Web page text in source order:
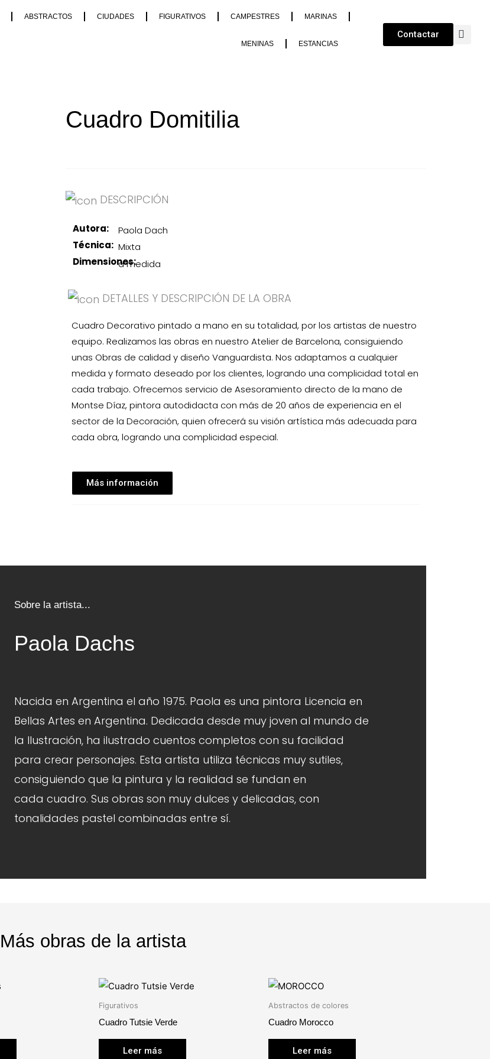
ABSTRACTOS CIUDADES FIGURATIVOS CAMPESTRES MARINAS
MENINAS ESTANCIAS
Contactar
Cuadro Domitilia
DESCRIPCIÓN
Autora:
Técnica:
Dimensiones:
Paola Dach
Mixta
a medida
DETALLES Y DESCRIPCIÓN DE LA OBRA
Cuadro Decorativo pintado a mano en su totalidad, por los artistas de nuestro
equipo. Realizamos las obras en nuestro Atelier de Barcelona, consiguiendo
unas Obras de calidad y diseño Vanguardista. Nos adaptamos a cualquier
medida y formato deseado por los clientes, logrando una complicidad total en
cada trabajo. Ofrecemos servicio de Asesoramiento directo de la mano de
Montse Díaz, pintora autodidacta con más de 20 años de experiencia en el
sector de la Decoración, quien ofrecerá su visión artística más adecuada para
cada obra, logrando una complicidad especial.
Más información
Sobre la artista...
Paola Dachs
Nacida en Argentina el año 1975. Paola es una pintora Licencia en
Bellas Artes en Argentina. Dedicada desde muy joven al mundo de
la Ilustración, ha ilustrado cuentos completos con su facilidad
para crear personajes. Esta artista utiliza técnicas muy sutiles,
consiguiendo que la pintura y la realidad se fundan en
cada cuadro. Sus obras son muy dulces y delicadas, con
tonalidades pastel combinadas entre sí.
Más obras de la artista
Figurativos
Cuadro Tutsie Verde
Leer más
Abstractos de colores
Cuadro Morocco
Leer más